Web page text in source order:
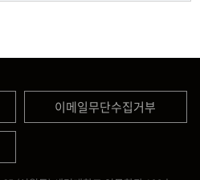
이메일무단수집거부